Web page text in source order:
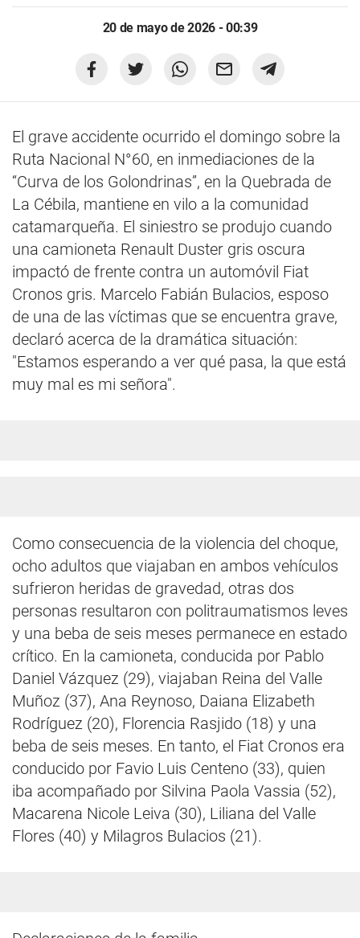
20 de mayo de 2026 - 00:39
El grave accidente ocurrido el domingo sobre la
Ruta Nacional N°60, en inmediaciones de la
“Curva de los Golondrinas”, en la Quebrada de
La Cébila, mantiene en vilo a la comunidad
catamarqueña. El siniestro se produjo cuando
una camioneta Renault Duster gris oscura
impactó de frente contra un automóvil Fiat
Cronos gris. Marcelo Fabián Bulacios, esposo
de una de las víctimas que se encuentra grave,
declaró acerca de la dramática situación:
"Estamos esperando a ver qué pasa, la que está
muy mal es mi señora".
Como consecuencia de la violencia del choque,
ocho adultos que viajaban en ambos vehículos
sufrieron heridas de gravedad, otras dos
personas resultaron con politraumatismos leves
y una beba de seis meses permanece en estado
crítico. En la camioneta, conducida por Pablo
Daniel Vázquez (29), viajaban Reina del Valle
Muñoz (37), Ana Reynoso, Daiana Elizabeth
Rodríguez (20), Florencia Rasjido (18) y una
beba de seis meses. En tanto, el Fiat Cronos era
conducido por Favio Luis Centeno (33), quien
iba acompañado por Silvina Paola Vassia (52),
Macarena Nicole Leiva (30), Liliana del Valle
Flores (40) y Milagros Bulacios (21).